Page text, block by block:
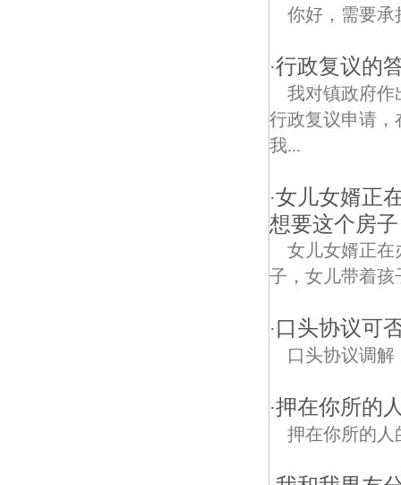
你好，需要承
·行政复议的
我对镇政府作
行政复议申请，
我...
·女儿女婿正
想要这个房
女儿女婿正在
子，女儿带着孩
·口头协议可
口头协议调
·押在你所的
押在你所的人